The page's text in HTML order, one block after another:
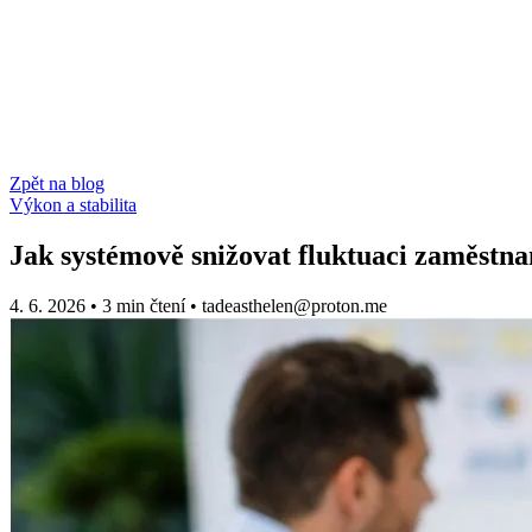
Zpět na blog
Výkon a stabilita
Jak systémově snižovat fluktuaci
4. 6. 2026 • 3 min čtení • tadeasthelen@proton.me